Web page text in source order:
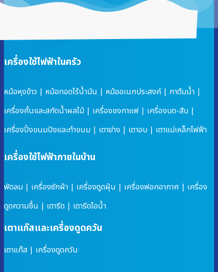
เครื่องใช้ไฟฟ้าในครัว
หม้อหุงข้าว | หม้อทอดไร้น้ำมัน | หม้ออเนกประสงค์ | กาต้มน้ำ |
เครื่องคั้นและสกัดน้ำผลไม้ | เครื่องชงกาแฟ | เครื่องบด-สับ |
เครื่องปิ้งขนมปังและทำขนม | เตาย่าง | เตาอบ | เตาแม่เหล็กไฟฟ้า
เครื่องใช้ไฟฟ้าภายในบ้าน
พัดลม | เครื่องซักผ้า | เครื่องดูดฝุ่น | เครื่องฟอกอากาศ | เครื่อง
ดูดความชื้น | เตารีด | เตารีดไอน้ำ
เตาแก๊สและเครื่องดูดควัน
เตาแก๊ส | เครื่องดูดควัน